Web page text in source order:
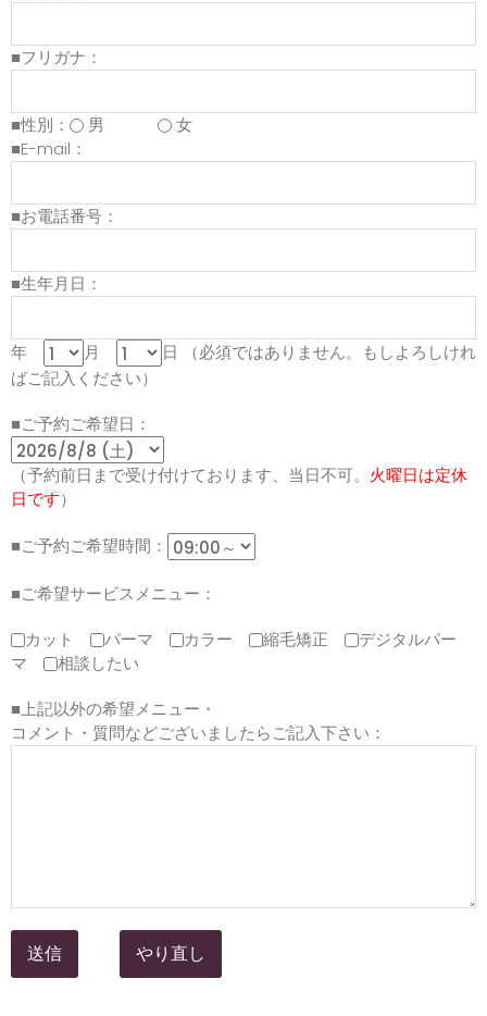
■フリガナ：
■性別： 男
女
■E-mail：
■お電話番号：
■生年月日：
年 月 日
（必須ではありません。もしよろしけれ
ばご記入ください）
■ご予約ご希望日：
（予約前日まで受け付けております、当日不可。 火曜日は定休
日です）
■ご予約ご希望時間：
■ご希望サービスメニュー：
カット
パーマ カラー 縮毛矯正
デジタルパー
マ
相談したい
■上記以外の希望メニュー・
コメント・質問などございましたらご記入下さい：